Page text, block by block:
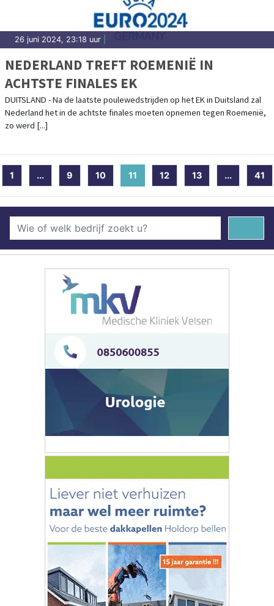
26 juni 2024, 23:18 uur
NEDERLAND TREFT ROEMENIË IN
ACHTSTE FINALES EK
DUITSLAND - Na de laatste poulewedstrijden op het EK in Duitsland zal
Nederland het in de achtste finales moeten opnemen tegen Roemenië,
zo werd [...]
1 ... 9 10 11 (current)
12 13 ... 41